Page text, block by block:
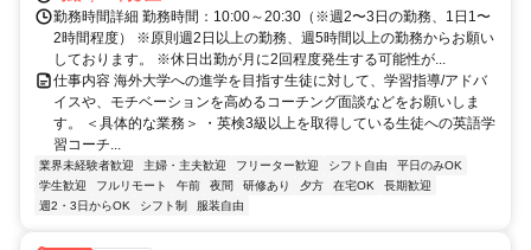
勤務時間詳細 勤務時間：10:00～20:30（※週2〜3日の勤務、1日1〜
2時間程度） ※原則週2日以上の勤務、週5時間以上の勤務からお願い
しております。 ※休日出勤が月に2回程度発生する可能性が...
仕事内容 海外大学への進学を目指す生徒に対して、学習指導/アドバ
イスや、モチベーションを高めるコーチング面談などをお願いしま
す。 ＜具体的な業務＞ ・英検3級以上を取得している生徒への英語学
習コーチ...
業界未経験者歓迎 主婦・主夫歓迎 フリーター歓迎 シフト自由
平日のみOK
学生歓迎
フルリモート 午前 夜間 研修あり 夕方 在宅OK
長期歓迎
週2・3日からOK
シフト制 服装自由